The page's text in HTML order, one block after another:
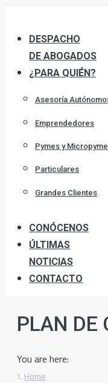
content
DESPACHO
DE ABOGADOS
¿PARA QUIÉN?
Asesoría
Emprendedores
Pymes y
Particulares
Grandes Clientes
CONÓCENOS
ÚLTIMAS
NOTICIAS
CONTACTO
PLAN DE
You are here:
Home